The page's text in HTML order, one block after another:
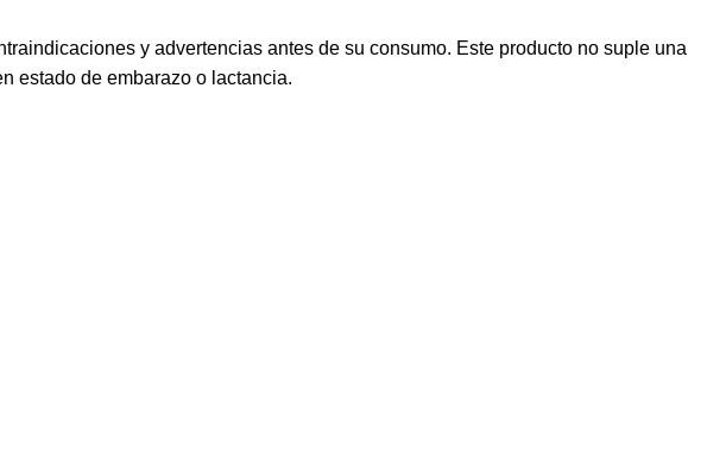
y advertencias antes de su consumo. Este producto no suple una
estado de embarazo o lactancia.